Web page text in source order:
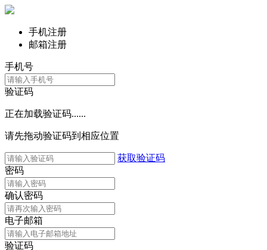
手机注册
邮箱注册
手机号
验证码
正在加载验证码......
请先拖动验证码到相应位置
获取验证码
密码
确认密码
电子邮箱
验证码